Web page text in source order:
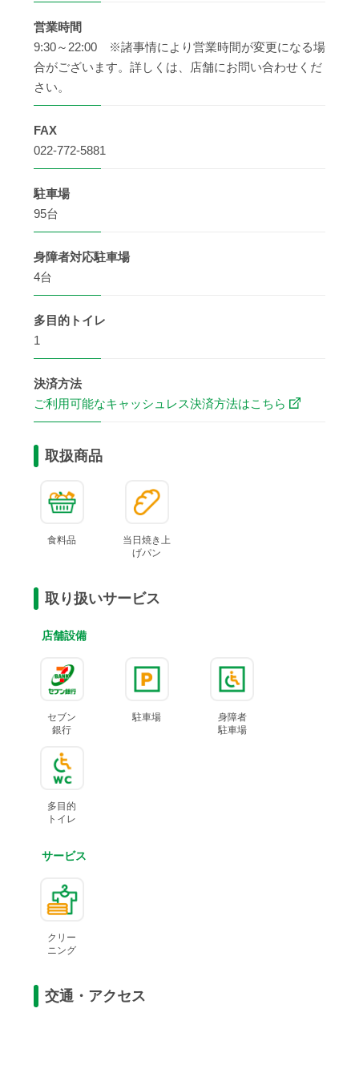
営業時間
9:30～22:00 ※諸事情により営業時間が変更になる場
合がございます。詳しくは、店舗にお問い合わせくだ
さい。
FAX
022-772-5881
駐車場
95台
身障者対応駐車場
4台
多目的 トイレ
1
決済方法
ご利用可能なキャッシュレス決済方法はこちら
取扱商品
食料品
当日焼き上
げパン
取り扱いサービス
店舗設備
セブン
銀行
駐車場
身障者
駐車場
多目的
トイレ
サービス
クリー
ニング
交通・アクセス